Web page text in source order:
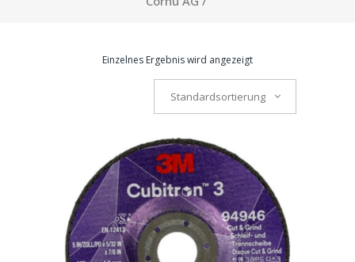
Einzelnes Ergebnis wird angezeigt
Standardsortierung